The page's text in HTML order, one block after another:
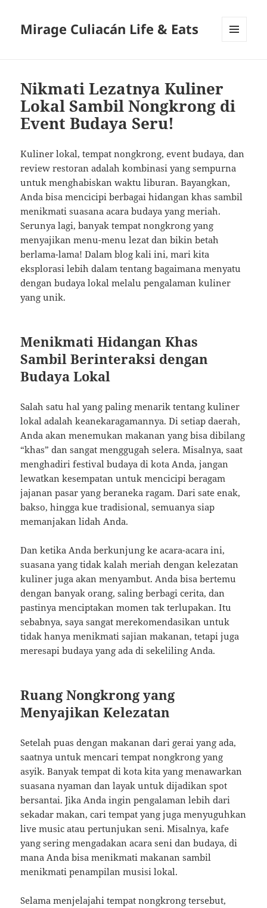
Mirage Culiacán Life & Eats
Nikmati Lezatnya Kuliner
Lokal Sambil Nongkrong di
Event Budaya Seru!
Kuliner lokal, tempat nongkrong, event budaya, dan
review restoran adalah kombinasi yang sempurna
untuk menghabiskan waktu liburan. Bayangkan,
Anda bisa mencicipi berbagai hidangan khas sambil
menikmati suasana acara budaya yang meriah.
Serunya lagi, banyak tempat nongkrong yang
menyajikan menu-menu lezat dan bikin betah
berlama-lama! Dalam blog kali ini, mari kita
eksplorasi lebih dalam tentang bagaimana menyatu
dengan budaya lokal melalu pengalaman kuliner
yang unik.
Menikmati Hidangan Khas
Sambil Berinteraksi dengan
Budaya Lokal
Salah satu hal yang paling menarik tentang kuliner
lokal adalah keanekaragamannya. Di setiap daerah,
Anda akan menemukan makanan yang bisa dibilang
“khas” dan sangat menggugah selera. Misalnya, saat
menghadiri festival budaya di kota Anda, jangan
lewatkan kesempatan untuk mencicipi beragam
jajanan pasar yang beraneka ragam. Dari sate enak,
bakso, hingga kue tradisional, semuanya siap
memanjakan lidah Anda.
Dan ketika Anda berkunjung ke acara-acara ini,
suasana yang tidak kalah meriah dengan kelezatan
kuliner juga akan menyambut. Anda bisa bertemu
dengan banyak orang, saling berbagi cerita, dan
pastinya menciptakan momen tak terlupakan. Itu
sebabnya, saya sangat merekomendasikan untuk
tidak hanya menikmati sajian makanan, tetapi juga
meresapi budaya yang ada di sekeliling Anda.
Ruang Nongkrong yang
Menyajikan Kelezatan
Setelah puas dengan makanan dari gerai yang ada,
saatnya untuk mencari tempat nongkrong yang
asyik. Banyak tempat di kota kita yang menawarkan
suasana nyaman dan layak untuk dijadikan spot
bersantai. Jika Anda ingin pengalaman lebih dari
sekadar makan, cari tempat yang juga menyuguhkan
live music atau pertunjukan seni. Misalnya, kafe
yang sering mengadakan acara seni dan budaya, di
mana Anda bisa menikmati makanan sambil
menikmati penampilan musisi lokal.
Selama menjelajahi tempat nongkrong tersebut,